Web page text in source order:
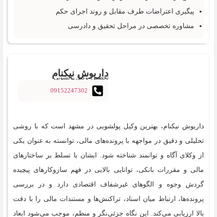
پیگیری اعتراضات طرف مقابل و روند اجرای حکم
مشاوره تخصصی در مراحل تحقیق و دادرسی
داریوش نیکنام
تخصص: وکیل پولشویی
09152247302
داریوش نیکنام، بهترین وکیل پولشویی در مشهد است که با روشی
تحلیلی و دقیق در مواجهه با پرونده‌های مالی، توانسته به عنوان یکی
از وکلای آگاه و توانمند شناخته شود. ایشان با تسلط بر ساختارهای
مالی و مقررات بانکی، توانایی بالایی در فهم سازوکارهای پیچیده
گردش وجوه و الگوهای غیرشفاف اقتصادی دارد و در بررسی
پرونده‌ها، ارتباط میان اسناد، تراکنش‌ها و مستندات مالی را با دقت
بالا ارزیابی می‌کند. این نگاه جزئی‌نگر و منظم، موجب می‌شود ابعاد